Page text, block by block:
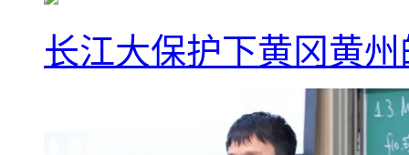
长江大保护下黄冈黄